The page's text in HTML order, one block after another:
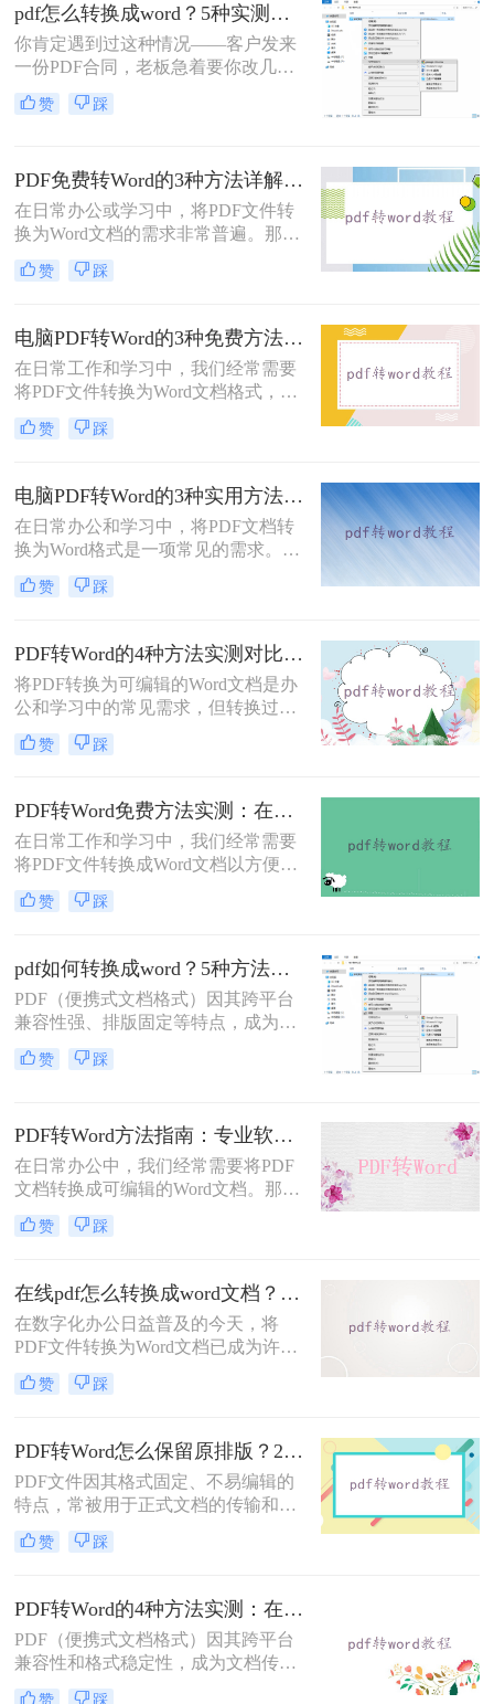
底。
pdf怎么转换成word？5种实测方法，从免费到专业全攻略！
你肯定遇到过这种情况——客户发来
一份PDF合同，老板急着要你改几个
字；老师上传的PDF课件，你想复制
一段做笔记；或者自己扫描的纸质文
者，“pdf怎么转换成word”绝对是高频
刚需。
赞 踩
PDF免费转Word的3种方法详解：复制粘贴、在线工具与Word内置转换效果对比！
在日常办公或学习中，将PDF文件转
换为Word文档的需求非常普遍。那么
pdf怎么免费转换成word文档呢？本文
将重点介绍三种免费且无需专业技能
题。
赞 踩
电脑PDF转Word的3种免费方法实测：含效果对比与适用场景说明！
在日常工作和学习中，我们经常需要
将PDF文件转换为Word文档格式，以
便进行编辑和修改。那么电脑pdf怎么
转word文档格式免费呢？本文将介绍
现PDF到Word的转换。
赞 踩
电脑PDF转Word的3种实用方法对比：转换软件、Word内置功能与在线工具详解！
在日常办公和学习中，将PDF文档转
换为Word格式是一项常见的需求。
Word文档因其易于编辑和修改的特点
而备受青睐。那么电脑上pdf怎么转换
换成Word的实用方法。
赞 踩
PDF转Word的4种方法实测对比：在线工具、Adobe Acrobat、Word内置与OCR识别方案选择！
将PDF转换为可编辑的Word文档是办
公和学习中的常见需求，但转换过程
中常出现格式错乱、图片丢失等问
题。那么pdf文档怎么转换成word格式
助你高效完成转换。
赞 踩
PDF转Word免费方法实测：在线工具、Word内置功能与手动复制3种方式对比！
在日常工作和学习中，我们经常需要
将PDF文件转换成Word文档以方便编
辑。那么怎么不花钱把pdf转成word
呢？以下是三种可以免费使用的PDF
选择最适合的方式。
赞 踩
pdf如何转换成word？5种方法从免费到编程实测对比！
PDF（便携式文档格式）因其跨平台
兼容性强、排版固定等特点，成为文
档共享和存档的首选。但若需编辑内
容或调整格式，需将PDF转换为
户高效完成转换。
赞 踩
PDF转Word方法指南：专业软件、在线工具、Word内置与改后缀名4种方案对比！
在日常办公中，我们经常需要将PDF
文档转换成可编辑的Word文档。那么
如何将pdf转换成word呢？本文将介绍
几种常用的PDF转Word的方法，助您
赞 踩
在线pdf怎么转换成word文档？PDF猫与转转大师2种在线工具使用指南与功能对比！
在数字化办公日益普及的今天，将
PDF文件转换为Word文档已成为许多
职场人士和学生群体的日常需求。
PDF格式虽然便于分享和保持格式一
找到一种高效、便捷的在线转换方法
显得尤为重要。那么在线pdf怎么转换
成word文档呢？本文将介绍两种在线
将PDF转换成Word文档的方法。
赞 踩
PDF转Word怎么保留原排版？2种方法对比：Adobe Acrobat DC与专业转换软件实测
PDF文件因其格式固定、不易编辑的
特点，常被用于正式文档的传输和存
档。然而，当我们需要编辑PDF内容
时，将其转换为Word文档是常见需
乱，影响使用体验。那么pdf转word怎
么保留原排版呢？本文将介绍两种方
法，帮助你在PDF转Word时尽可能保
留原排版。
赞 踩
PDF转Word的4种方法实测：在线工具、Word、Adobe与开源软件对比！！
PDF（便携式文档格式）因其跨平台
兼容性和格式稳定性，成为文档传输
的首选格式。然而，当我们需要编辑
赞 踩